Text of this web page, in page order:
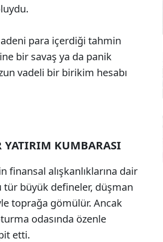
para içerdiği tahmin
bir savaş ya da panik
vadeli bir birikim hesabı
YATIRIM KUMBARASI
alışkanlıklarına dair
tür büyük defineler, düşman
toprağa gömülür. Ancak
odasında özenle
etti.